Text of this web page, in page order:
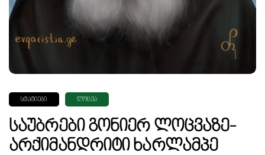
ᲡᲢᲐᲢᲘᲔᲑᲘ ᲚᲝᲪᲕᲐ
Საუბრები Გონიერ Ლოცვაზე-
Არქიმანდრიტი Ხარლამპე